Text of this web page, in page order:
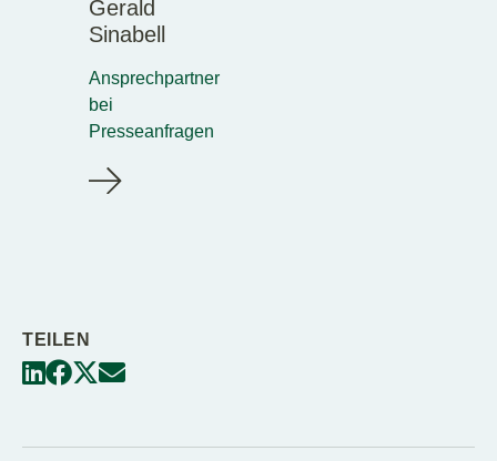
Gerald
Sinabell
Ansprechpartner
bei
Presseanfragen
TEILEN